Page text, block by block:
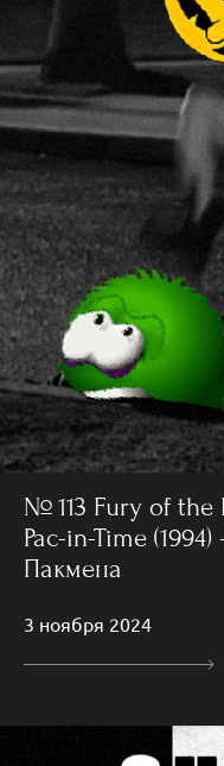
№ 113 Fury of the
Pac-in-Time
Пакмена
3 ноября 2024